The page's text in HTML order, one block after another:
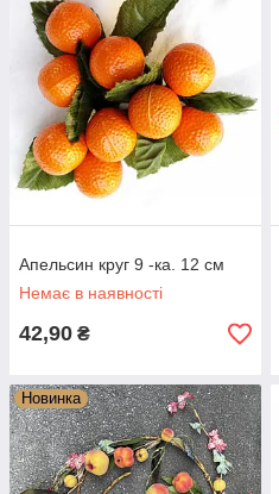
Апельсин круг 9 -ка. 12 см
Немає в наявності
42,90 ₴
Новинка